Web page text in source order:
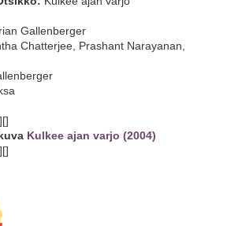
Gallenberger
Chatterjee, Prashant Narayanan,
Kulkee ajan varjo (2004)